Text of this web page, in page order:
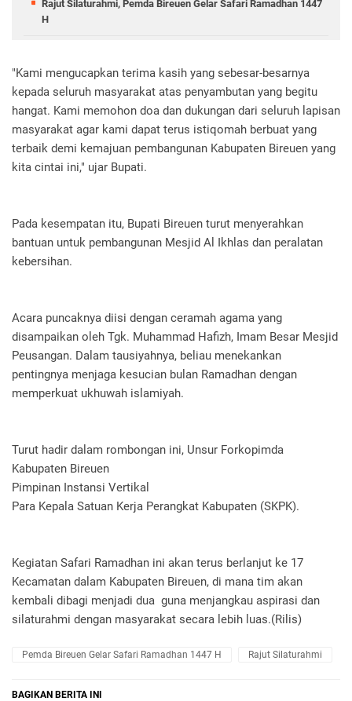
Rajut Silaturahmi, Pemda Bireuen Gelar Safari Ramadhan 1447
H
​"Kami mengucapkan terima kasih yang sebesar-besarnya
kepada seluruh masyarakat atas penyambutan yang begitu
hangat. Kami memohon doa dan dukungan dari seluruh lapisan
masyarakat agar kami dapat terus istiqomah berbuat yang
terbaik demi kemajuan pembangunan Kabupaten Bireuen yang
kita cintai ini," ujar Bupati.
Pada kesempatan itu, Bupati Bireuen turut menyerahkan
bantuan untuk pembangunan Mesjid Al Ikhlas dan peralatan
kebersihan.
Acara puncaknya diisi dengan ceramah agama yang
disampaikan oleh Tgk. Muhammad Hafizh, Imam Besar Mesjid
Peusangan. Dalam tausiyahnya, beliau menekankan
pentingnya menjaga kesucian bulan Ramadhan dengan
memperkuat ukhuwah islamiyah.
​Turut hadir dalam rombongan ini, ​Unsur Forkopimda
Kabupaten Bireuen
​Pimpinan Instansi Vertikal
​Para Kepala Satuan Kerja Perangkat Kabupaten (SKPK).
​Kegiatan Safari Ramadhan ini akan terus berlanjut ke 17
Kecamatan dalam Kabupaten Bireuen, di mana tim akan
kembali dibagi menjadi dua guna menjangkau aspirasi dan
silaturahmi dengan masyarakat secara lebih luas.(Rilis)
Pemda Bireuen Gelar Safari Ramadhan 1447 H Rajut Silaturahmi
BAGIKAN BERITA INI